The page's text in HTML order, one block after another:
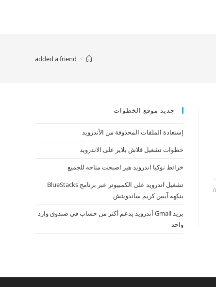
>
added a friend
جديد موقع الخظوات
إستعادة الملفات المحذوفة من الأندرويد
خطوات تشغيل فلاش بلاير على الاندرويد
خرائط نوكيا اندرويد هير اصبحت متاحه للجميع
تشغيل اندرويد على الكمبيوتر عبر برنامج BlueStacks
بنكهة آيس كريم ساندويتش
بريد Gmail أندرويد يدعم أكثر من حساب في صندوق وارد
واحد